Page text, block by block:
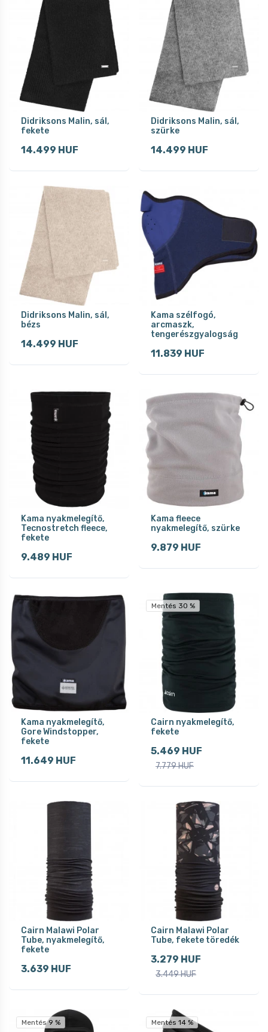
Didriksons Malin, sál,
fekete
14.499 HUF
Didriksons Malin, sál,
szürke
14.499 HUF
Didriksons Malin, sál,
bézs
14.499 HUF
Kama szélfogó,
arcmaszk,
tengerészgyalogság
11.839 HUF
Kama nyakmelegítő,
Tecnostretch fleece,
fekete
9.489 HUF
Kama fleece
nyakmelegítő, szürke
9.879 HUF
Kama nyakmelegítő,
Gore Windstopper,
fekete
11.649 HUF
Mentés 30 %
Cairn nyakmelegítő,
fekete
5.469 HUF
7.779 HUF
Cairn Malawi Polar
Tube, nyakmelegítő,
fekete
3.639 HUF
Cairn Malawi Polar
Tube, fekete töredék
3.279 HUF
3.449 HUF
Mentés 9 % Mentés 14 %